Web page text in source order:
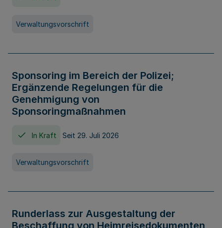
Verwaltungsvorschrift
Sponsoring im Bereich der Polizei;
Ergänzende Regelungen für die
Genehmigung von
Sponsoringmaßnahmen
In Kraft Seit 29. Juli 2026
Verwaltungsvorschrift
Runderlass zur Ausgestaltung der
Beschaffung von Heimreisedokumenten